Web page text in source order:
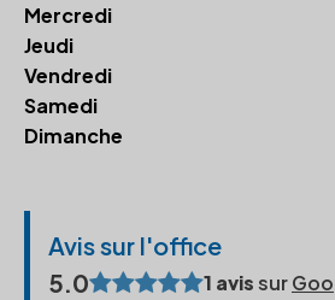
Mercredi
Jeudi
Vendredi
Samedi
Dimanche
Avis sur l'office
5.0
1 avissur